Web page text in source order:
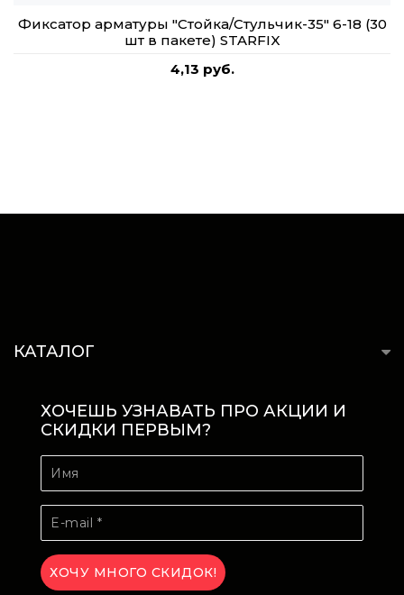
Фиксатор арматуры "Стойка/Стульчик-35" 6-18 (30
шт в пакете) STARFIX
4,13 руб.
КАТАЛОГ
ХОЧЕШЬ УЗНАВАТЬ ПРО АКЦИИ И
СКИДКИ ПЕРВЫМ?